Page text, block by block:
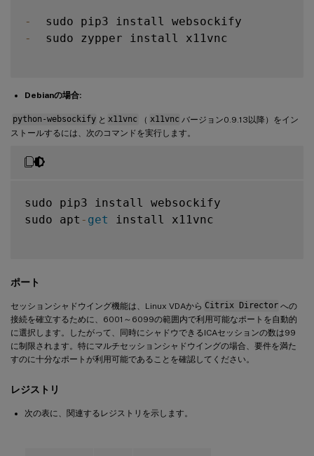
-
-
  sudo zypper install x11vnc
Debianの場合:
python-websockify と x11vnc （ x11vnc バージョン0.9.13以降）をイン
ストールするには、次のコマンドを実行します。
sudo pip3 install websockify
sudo apt - get install x11vnc
ポート
セッションシャドウイング機能は、Linux VDAから Citrix Director への
接続を確立するために、6001～6099の範囲内で利用可能なポートを自動的
に選択します。したがって、同時にシャドウできるICAセッションの数は99
に制限されます。特にマルチセッションシャドウイングの場合、要件を満た
すのに十分なポートが利用可能であることを確認してください。
レジストリ
次の表に、関連するレジストリを示します。